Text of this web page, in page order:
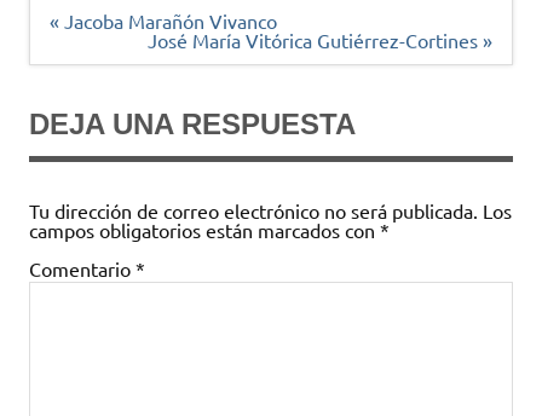
Navegación
« Jacoba Marañón Vivanco
José María Vitórica Gutiérrez-Cortines »
DEJA UNA RESPUESTA
Tu dirección de correo electrónico no será publicada. Los
campos obligatorios están marcados con *
Comentario *